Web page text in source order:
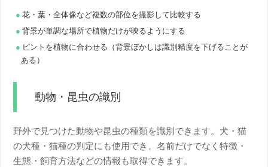
花・葉・全体像など複数の部位を撮影して比較する
背景が単調な場所で植物だけが映るようにする
ピントを植物に合わせる（背景ぼかしは識別精度を下げることが
ある）
動物・昆虫の識別
野外で見つけた動物や昆虫の種類を識別できます。犬・猫
の犬種・猫種の判定にも使用でき、名前だけでなく特徴・
生態・飼育方法などの情報も取得できます。